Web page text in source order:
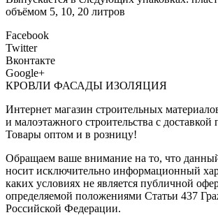
объёмом 5, 10, 20 литров
Facebook
Twitter
Вконтакте
Google+
КРОВЛИ ФАСАДЫ ИЗОЛЯЦИЯ
Интернет магазин строительных
и малоэтажного строительства с
Товары оптом и в розницу!
Обращаем ваше внимание на то, что
носит исключительно информационный
каких условиях не является публичной
определяемой положениями Статьи 437
Российской Федерации.